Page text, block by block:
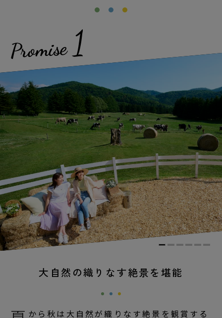
Promise 1
大自然の織りなす絶景を堪能
から秋は大自然が織りなす絶景を観賞する